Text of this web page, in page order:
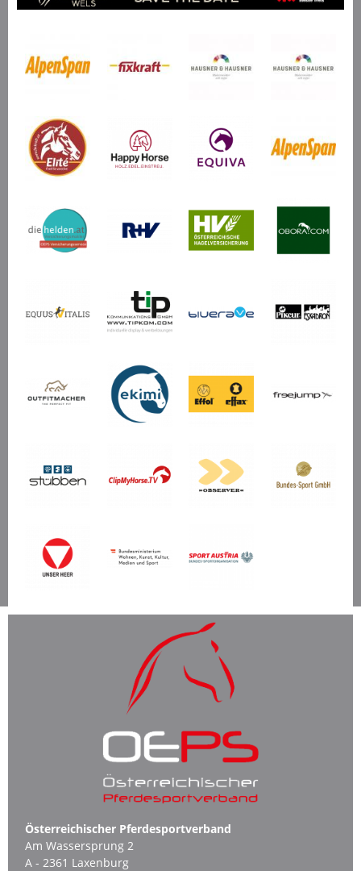
Österreichischer Pferdesportverband
Am Wassersprung 2
A - 2361 Laxenburg